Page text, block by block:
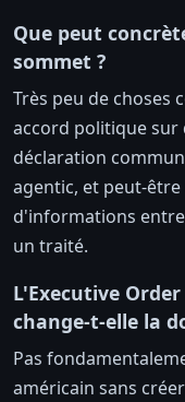
Que peut
sommet ?
Très peu de choses
accord politique sur
déclaration
agentic, et peut-
d'informations
un traité.
L'Executive
change-t-elle la
Pas
américain sans